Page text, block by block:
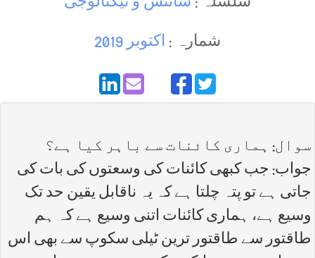
شمارہ : اکتوبر 2019
سوال: ہماری کائنات سے باہر کیا ہے؟
جواب: جب کبھی کائنات کی وسعتوں کی بات کی
جاتی ہے تو پتہ چلتا ہے کہ یہ ناقابل یقین حد تک
وسیع ہے، ہماری کائنات اتنی وسیع ہے کہ ہم
طاقتور سے طاقتور ترین ٹیلی سکوپ سے بھی اس